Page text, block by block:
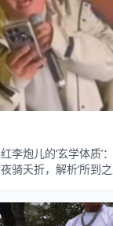
李炮儿的‘玄学体质’
骑夭折，解析‘所到之